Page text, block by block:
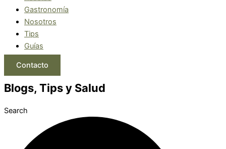
Gastronomía
Nosotros
Tips
Guías
Contacto
Blogs, Tips y Salud
Search